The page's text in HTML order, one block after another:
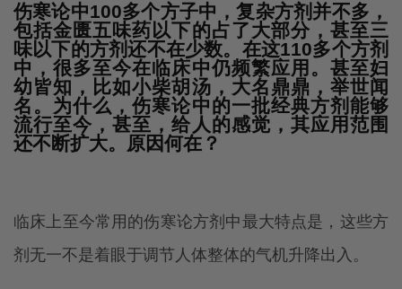
伤寒论中100多个方子中，复杂方剂并不多，
包括金匮五味药以下的占了大部分，甚至三
味以下的方剂还不在少数。在这110多个方剂
中，很多至今在临床中仍频繁应用。甚至妇
幼皆知，比如小柴胡汤，大名鼎鼎，举世闻
名。为什么，伤寒论中的一批经典方剂能够
流行至今，甚至，给人的感觉，其应用范围
还不断扩大。原因何在？
临床上至今常用的伤寒论方剂中最大特点是，这些方
剂无一不是着眼于调节人体整体的气机升降出入。